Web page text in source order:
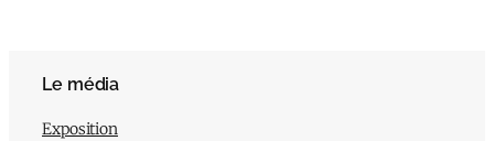
Le média
Exposition